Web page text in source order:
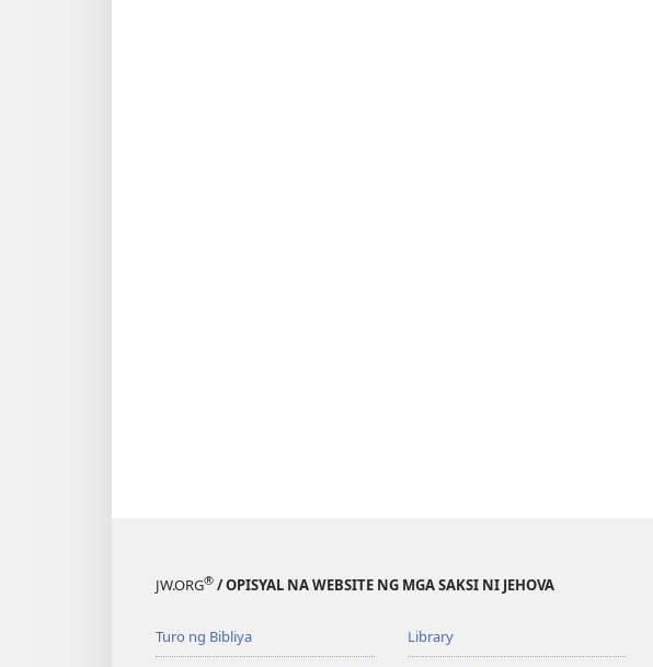
JW.ORG® / OPISYAL NA WEBSITE NG MGA SAKSI NI JEHOVA
Turo ng Bibliya Library